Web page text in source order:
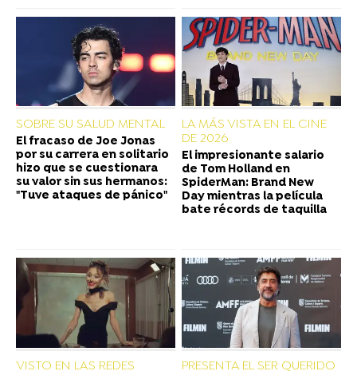
SOBRE SU SALUD MENTAL
El fracaso de Joe Jonas
por su carrera en solitario
hizo que se cuestionara
su valor sin sus hermanos:
"Tuve ataques de pánico"
LA MÁS VISTA EN EL CINE
DE 2026
El impresionante salario
de Tom Holland en
SpiderMan: Brand New
Day mientras la película
bate récords de taquilla
VISTO EN LAS REDES PRESENTA EL SER QUERIDO